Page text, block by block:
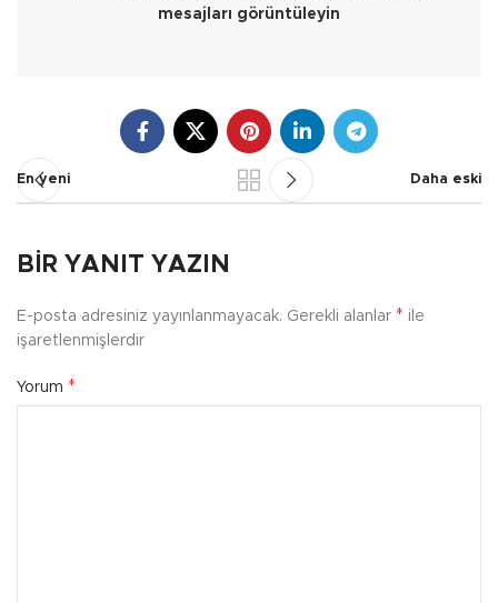
mesajları görüntüleyin
En yeni Daha eski
BIR YANIT YAZIN
E-posta adresiniz yayınlanmayacak. Gerekli alanlar * ile
işaretlenmişlerdir
Yorum *